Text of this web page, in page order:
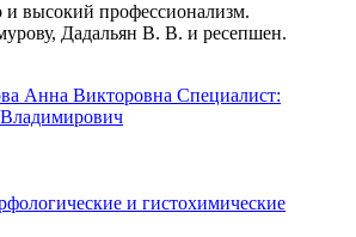
и высокий профессионализм.
Дадальян В. В. и ресепшен.
Анна Викторовна Специалист:
и гистохимические